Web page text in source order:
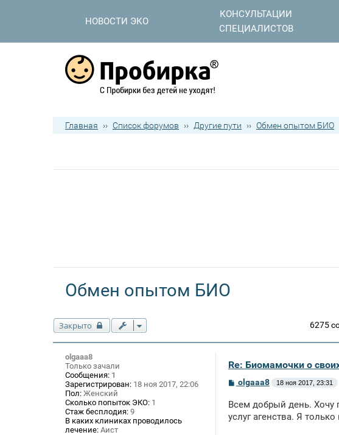
НОВОСТИ ЭКО
КОНСУЛЬТАЦИИ
СПЕЦИАЛИСТОВ
Главная ›› Список форумов ›› Другие пути ›› Обмен опытом БИО
Обмен опытом БИО
Закрыто 6275
olgaaa8
Только зачали
Сообщения: 1
Зарегистрирован: 18 ноя 2017, 22:06
Пол: Женский
Сколько попыток ЭКО: 1
Стаж бесплодия: 9
В каких клиниках проводилось
лечение: Аист
Re: Биомамочки о
С
б
щ
olgaaa8 18 ноя 2017, 23:31
Всем добрый день. Хочу
услуг агенства. Я